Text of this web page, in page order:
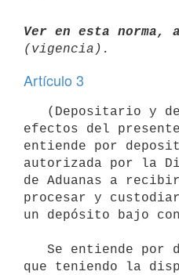
Ver en esta norma,
Artículo 3
efectos del
entiende por
autorizada por la
de Aduanas a
procesar y
un depósito bajo
que teniendo la